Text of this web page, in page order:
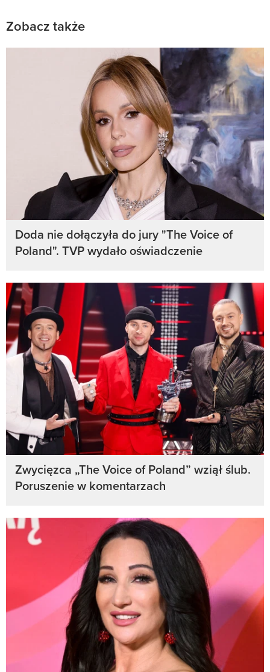
Zobacz także
Doda nie dołączyła do jury "The Voice of
Poland". TVP wydało oświadczenie
Zwycięzca „The Voice of Poland” wziął ślub.
Poruszenie w komentarzach